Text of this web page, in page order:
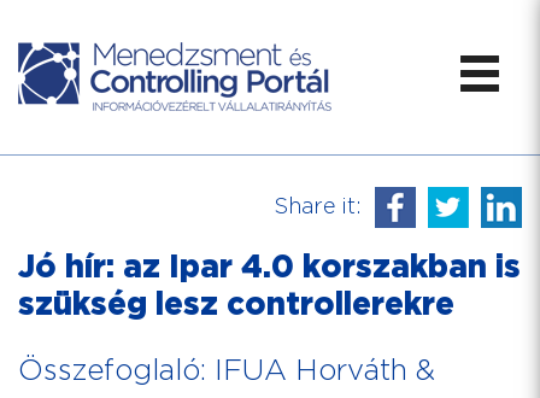
Share it:
Jó hír: az Ipar 4.0 korszakban is
szükség lesz controllerekre
Összefoglaló: IFUA Horváth &